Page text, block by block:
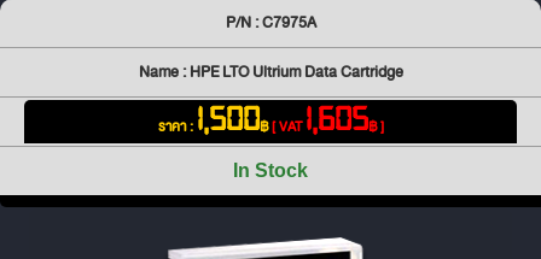
P/N : C7975A
Name : HPE LTO Ultrium Data Cartridge
ราคา : 1,500฿[ VAT1,605฿ ]
In Stock